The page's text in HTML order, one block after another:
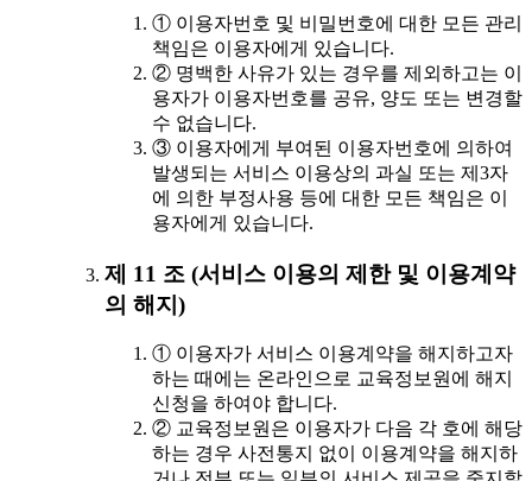
① 이용자번호 및 비밀번호에 대한 모든 관리
책임은 이용자에게 있습니다.
② 명백한 사유가 있는 경우를 제외하고는 이
용자가 이용자번호를 공유, 양도 또는 변경할
수 없습니다.
③ 이용자에게 부여된 이용자번호에 의하여
발생되는 서비스 이용상의 과실 또는 제3자
에 의한 부정사용 등에 대한 모든 책임은 이
용자에게 있습니다.
제 11 조 (서비스 이용의 제한 및 이용계약
의 해지)
① 이용자가 서비스 이용계약을 해지하고자
하는 때에는 온라인으로 교육정보원에 해지
신청을 하여야 합니다.
② 교육정보원은 이용자가 다음 각 호에 해당
하는 경우 사전통지 없이 이용계약을 해지하